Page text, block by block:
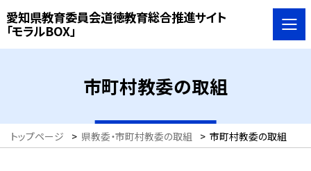
愛知県教育委員会道徳教育総合推進サイト
「モラルBOX」
市町村教委の取組
トップページ > 県教委・市町村教委の取組 > 市町村教委の取組